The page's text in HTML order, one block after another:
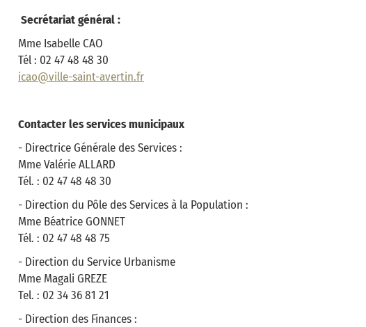
Secrétariat général :
Mme Isabelle CAO
Tél : 02 47 48 48 30
icao@ville-saint-avertin.fr
Contacter les services municipaux
- Directrice Générale des Services :
Mme Valérie ALLARD
Tél. : 02 47 48 48 30
- Direction du Pôle des Services à la Population :
Mme Béatrice GONNET
Tél. : 02 47 48 48 75
- Direction du Service Urbanisme
Mme Magali GREZE
Tel. : 02 34 36 81 21
- Direction des Finances :